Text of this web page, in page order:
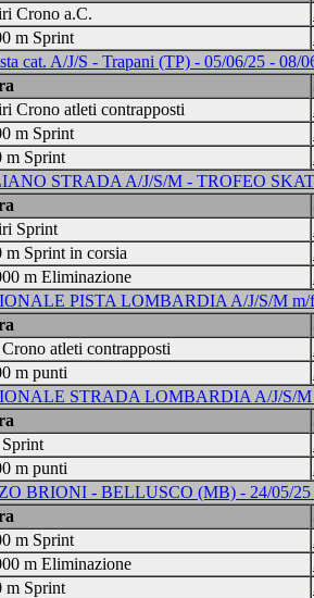
Crono a.C.
m Sprint
cat. A/J/S - Trapani (TP) - 05/06/25 - 08/
Crono atleti contrapposti
m Sprint
m Sprint
STRADA A/J/S/M - TROFEO
Sprint
m Sprint in corsia
m Eliminazione
PISTA LOMBARDIA A/J/S/M m/
atleti contrapposti
m punti
STRADA LOMBARDIA A/J/S/M
m punti
BRIONI - BELLUSCO (MB) - 24/05/25
m Sprint
m Eliminazione
m Sprint